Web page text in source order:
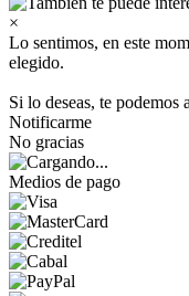
×
Lo sentimos, en este
elegido.
Si lo deseas, te
Notificarme
No gracias
Medios de pago